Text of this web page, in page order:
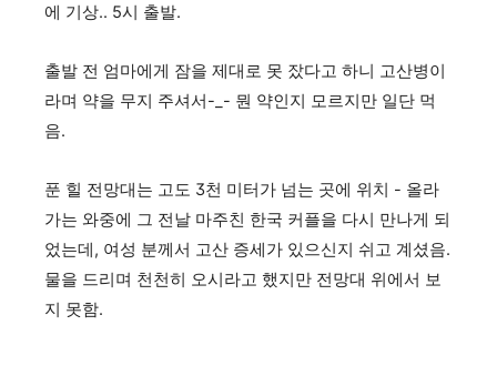
에 기상.. 5시 출발.
출발 전 엄마에게 잠을 제대로 못 잤다고 하니 고산병이
라며 약을 무지 주셔서-_- 뭔 약인지 모르지만 일단 먹
음.
푼 힐 전망대는 고도 3천 미터가 넘는 곳에 위치 - 올라
가는 와중에 그 전날 마주친 한국 커플을 다시 만나게 되
었는데, 여성 분께서 고산 증세가 있으신지 쉬고 계셨음.
물을 드리며 천천히 오시라고 했지만 전망대 위에서 보
지 못함.